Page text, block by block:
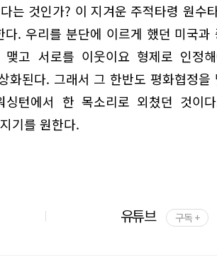
는 것인가? 이 지겨운 주적타령 원수
. 우리를 분단에 이르게 했던 미국과
고 서로를 이웃이요 형제로 인정
화된다. 그래서 그 한반도 평화협정을
턴에서 한 목소리로 외쳤던 것이
기를 원한다.
유튜브 구독 +